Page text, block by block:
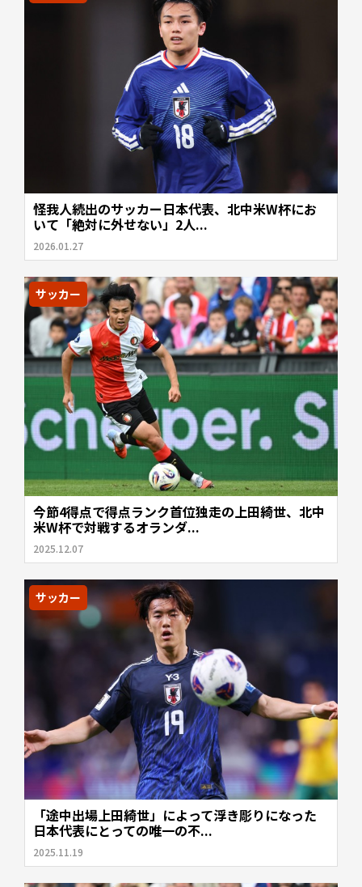
怪我人続出のサッカー日本代表、北中米W杯にお
いて「絶対に外せない」2人...
2026.01.27
サッカー
今節4得点で得点ランク首位独走の上田綺世、北中
米W杯で対戦するオランダ...
2025.12.07
サッカー
「途中出場上田綺世」によって浮き彫りになった
日本代表にとっての唯一の不...
2025.11.19